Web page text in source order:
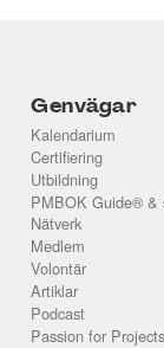
Genvägar
Kalendarium
Certifiering
Utbildning
PMBOK Guide® &
Nätverk
Medlem
Volontär
Artiklar
Podcast
Passion for